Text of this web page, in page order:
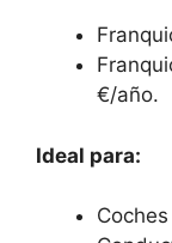
€/año.
Ideal para: